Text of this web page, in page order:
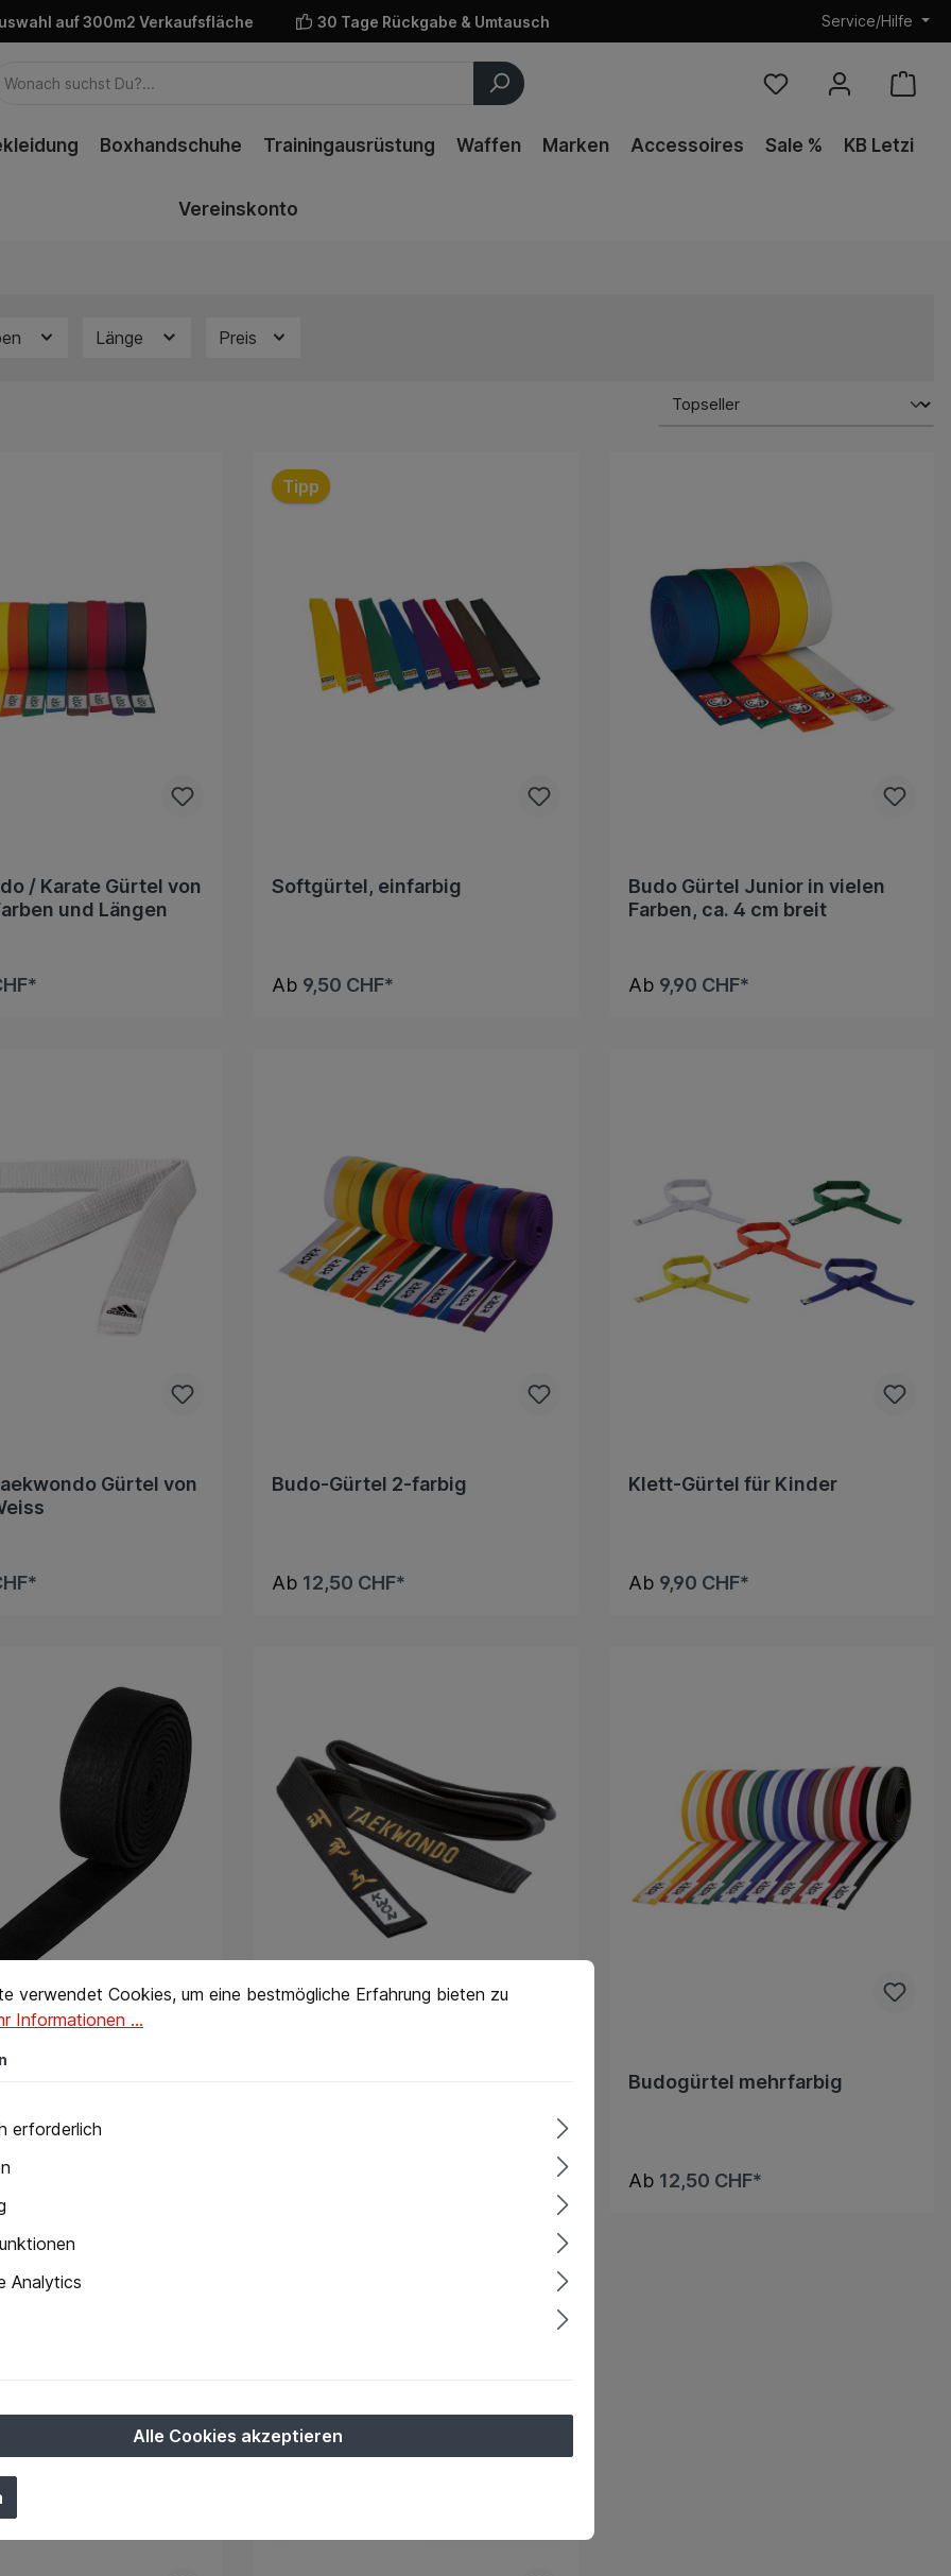
auf 300m2 Verkaufsfläche 30 Tage Rückgabe & Umtausch Service/Hilfe
Boxhandschuhe Trainingausrüstung Waffen Marken Accessoires Sale % KB Letzi
Vereinskonto
Länge Preis
/ Karate Gürtel von
und Längen
Tipp
Softgürtel, einfarbig
Ab 9,50 CHF*
Budo Gürtel Junior in vielen
Farben, ca. 4 cm breit
Ab 9,90 CHF*
Gürtel von
Budo-Gürtel 2-farbig
Ab 12,50 CHF*
Klett-Gürtel für Kinder
Ab 9,90 CHF*
Budogürtel mehrfarbig
Ab 12,50 CHF*
Cookies, um eine bestmögliche Erfahrung bieten zu können.
Mehr Informationen ...
verwendet Cookies, um eine bestmögliche Erfahrung bieten zu
Informationen ...
erforderlich
Analytics
Alle Cookies akzeptieren